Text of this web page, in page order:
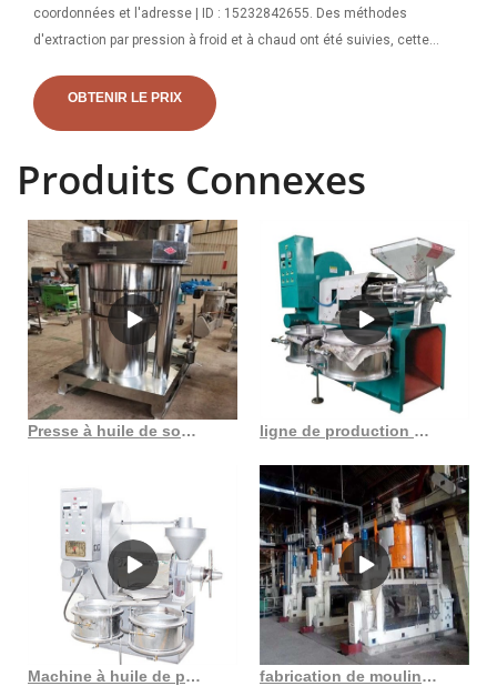
coordonnées et l'adresse | ID : 15232842655. Des méthodes
d'extraction par pression à froid et à chaud ont été suivies, cette
L'application à haute température facilite généralement la libération
de l'huile en termes de
OBTENIR LE PRIX
Produits Connexes
Presse à huile de son de riz de grande capacité, machine à huile au maroc ligne de production d’huile végétale et raffinage d’huile végétale au Gabon
Machine à huile de presse à froid d’argousier de graines de sésame de qualité supérieure pour fabrication de moulin à huile de colza à chennai andavar le moulin à huile